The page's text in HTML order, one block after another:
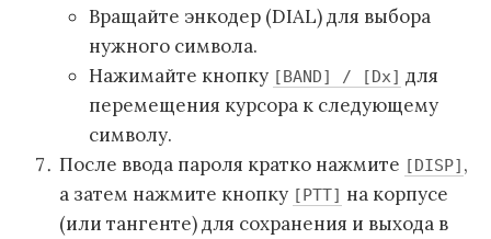
Вращайте энкодер (DIAL) для выбора
нужного символа.
Нажимайте кнопку [BAND] / [Dx] для
перемещения курсора к следующему
символу.
После ввода пароля кратко нажмите [DISP] ,
а затем нажмите кнопку [PTT] на корпусе
(или тангенте) для сохранения и выхода в